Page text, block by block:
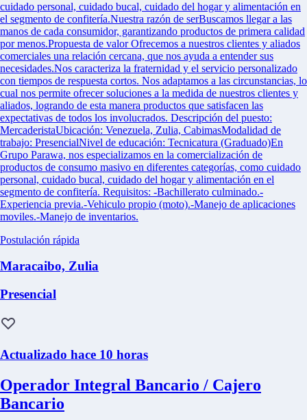
cuidado personal, cuidado bucal, cuidado del hogar y alimentación en
el segmento de confitería.Nuestra razón de serBuscamos llegar a las
manos de cada consumidor, garantizando productos de primera calidad
por menos.Propuesta de valor Ofrecemos a nuestros clientes y aliados
comerciales una relación cercana, que nos ayuda a entender sus
necesidades.Nos caracteriza la fraternidad y el servicio personalizado
con tiempos de respuesta cortos. Nos adaptamos a las circunstancias, lo
cual nos permite ofrecer soluciones a la medida de nuestros clientes y
aliados, logrando de esta manera productos que satisfacen las
expectativas de todos los involucrados. Descripción del puesto:
MercaderistaUbicación: Venezuela, Zulia, CabimasModalidad de
trabajo: PresencialNivel de educación: Tecnicatura (Graduado)En
Grupo Parawa, nos especializamos en la comercialización de
productos de consumo masivo en diferentes categorías, como cuidado
personal, cuidado bucal, cuidado del hogar y alimentación en el
segmento de confitería. Requisitos: -Bachillerato culminado.-
Experiencia previa.-Vehiculo propio (moto).-Manejo de aplicaciones
moviles.-Manejo de inventarios.
Postulación rápida
Maracaibo, Zulia
Presencial
Actualizado hace 10 horas
Operador Integral Bancario / Cajero
Bancario